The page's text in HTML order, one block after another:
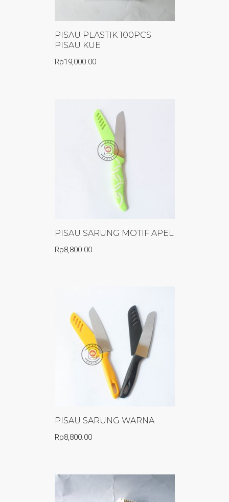
PISAU PLASTIK 100PCS
PISAU KUE
Rp19,000.00
PISAU SARUNG MOTIF APEL
Rp8,800.00
PISAU SARUNG WARNA
Rp8,800.00